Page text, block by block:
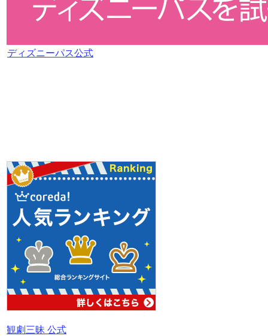
ディズニーパス公式
観劇三昧 公式